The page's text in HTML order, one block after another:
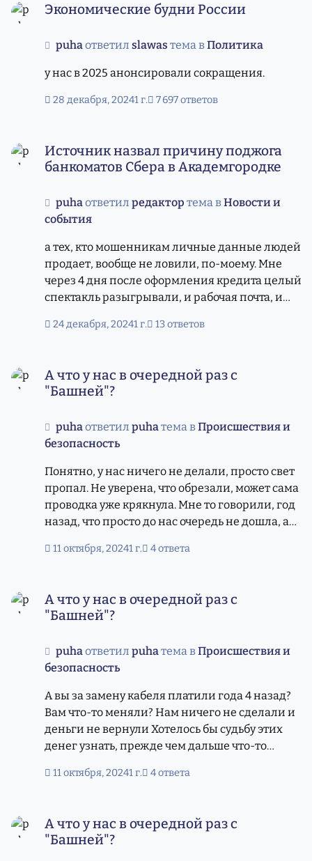
Экономические будни России
puha ответилslawas тема вПолитика
у нас в 2025 анонсировали сокращения.
28 декабря, 20241 г. 7 697 ответов
Источник назвал причину поджога
банкоматов Сбера в Академгородке
puha ответилредактор тема вНовости и
события
а тех, кто мошенникам личные данные людей
продает, вообще не ловили, по-моему. Мне
через 4 дня после оформления кредита целый
спектакль разыгрывали, и рабочая почта, и
сайта института, и какую-то фэйковую заставку
одновременно ФИО, место работы (и
служебный мэйл с сайта организации) и
Причем никому кроме меня на работе не
звонили и не писали. То есть сидит гнида
какая-то в кредитном отделе Совкомбанка и
торгует информацией.
24 декабря, 20241 г. 13 ответов
А что у нас в очередной раз с
"Башней"?
puha ответилpuha тема вПроисшествия и
безопасность
Понятно, у нас ничего не делали, просто свет
пропал. Не уверена, что обрезали, может сама
проводка уже крякнула. Мне то говорили, год
назад, что просто до нас очередь не дошла, а
11 октября, 20241 г. 4 ответа
А что у нас в очередной раз с
"Башней"?
puha ответилpuha тема вПроисшествия и
безопасность
А вы за замену кабеля платили года 4 назад?
Вам что-то меняли? Нам ничего не сделали и
деньги не вернули Хотелось бы судьбу этих
денег узнать, прежде чем дальше что-то
11 октября, 20241 г. 4 ответа
А что у нас в очередной раз с
"Башней"?